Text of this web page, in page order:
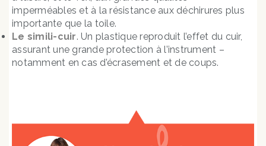
imperméables et à la résistance aux déchirures plus
importante que la toile.
Le simili-cuir. Un plastique reproduit l’effet du cuir,
assurant une grande protection à l’instrument –
notamment en cas d’écrasement et de coups.